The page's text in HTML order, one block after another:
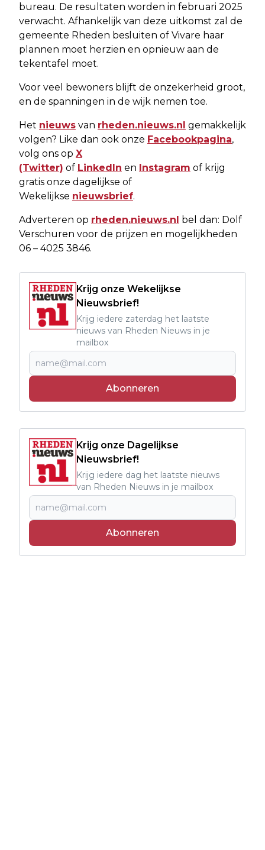
bureau. De resultaten worden in februari 2025
verwacht. Afhankelijk van deze uitkomst zal de
gemeente Rheden besluiten of Vivare haar
plannen moet herzien en opnieuw aan de
tekentafel moet.
Voor veel bewoners blijft de onzekerheid groot,
en de spanningen in de wijk nemen toe.
Het nieuws van rheden.nieuws.nl gemakkelijk
volgen? Like dan ook onze Facebookpagina,
volg ons op X
(Twitter) of LinkedIn en Instagram of krijg
gratis onze dagelijkse of
Wekelijkse nieuwsbrief.
Adverteren op rheden.nieuws.nl bel dan: Dolf
Verschuren voor de prijzen en mogelijkheden
06 – 4025 3846.
Krijg onze Wekelijkse
Nieuwsbrief!
Krijg iedere zaterdag het laatste
nieuws van Rheden Nieuws in je
mailbox
Abonneren
Krijg onze Dagelijkse
Nieuwsbrief!
Krijg iedere dag het laatste nieuws
van Rheden Nieuws in je mailbox
Abonneren